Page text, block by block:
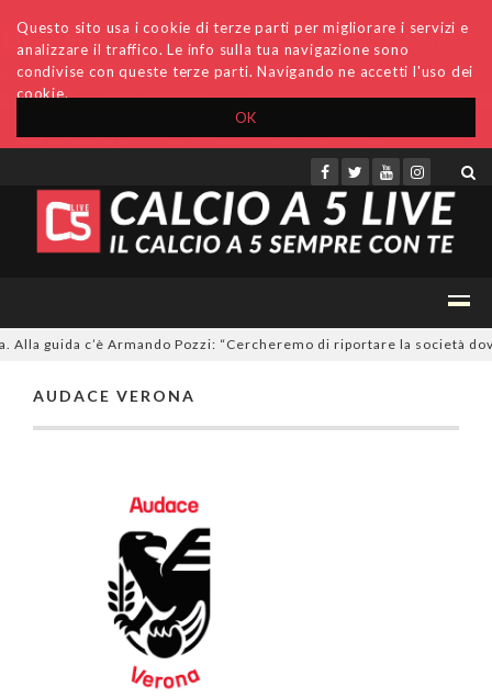
OK
Questo sito usa i cookie di terze parti per migliorare i servizi e
analizzare il traffico. Le info sulla tua navigazione sono
condivise con queste terze parti. Navigando ne accetti l'uso dei
cookie.
Accedi Archivio Invio comunicati Redazione
Alla guida c’è Armando Pozzi: “Cercheremo di riportare la società
AUDACE VERONA